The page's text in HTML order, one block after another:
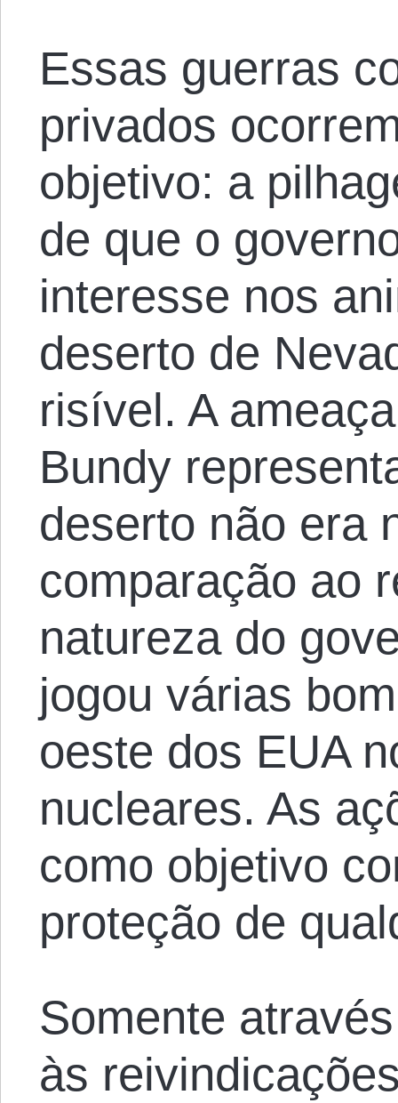
Essas guerras
privados
objetivo: a
de que o
interesse nos
deserto de
risível. A
Bundy
deserto não era
comparação ao
natureza do
jogou várias
oeste dos EUA
nucleares. As
como objetivo
proteção de
Somente
às